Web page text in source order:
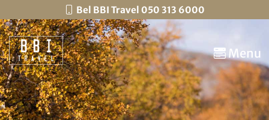
Bel BBI Travel 050 313 6000
Menu